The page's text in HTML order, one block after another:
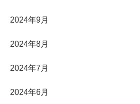
2024年9月
2024年8月
2024年7月
2024年6月